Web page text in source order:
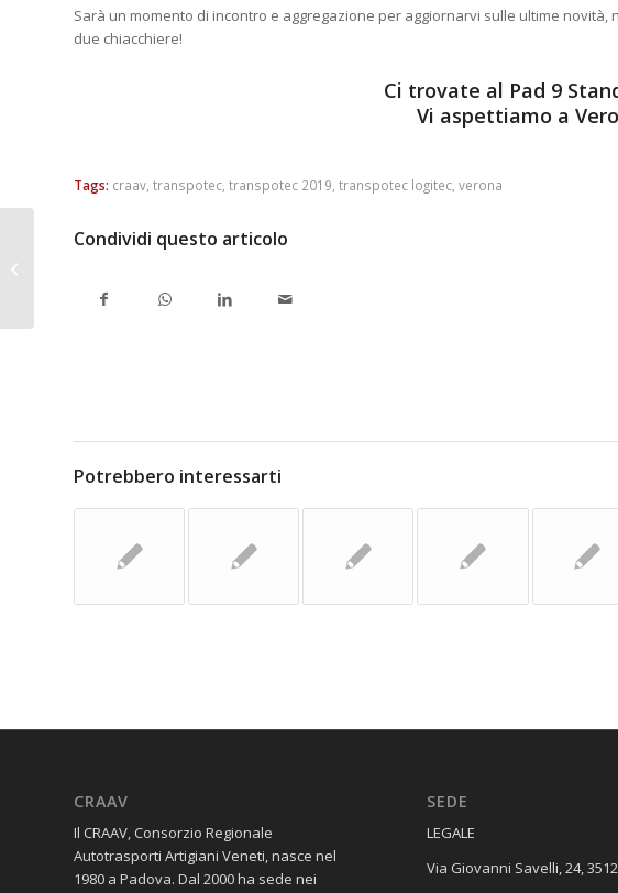
Sarà un momento di incontro e aggregazione per aggiornarvi sulle ultime
due chiacchiere!
Ci trovate al Pad 9
Vi aspettiamo a
Tags: craav, transpotec, transpotec 2019, transpotec logitec, verona
Condividi questo articolo
Potrebbero interessarti
CRAAV
Il CRAAV, Consorzio Regionale
Autotrasporti Artigiani Veneti, nasce nel
1980 a Padova. Dal 2000 ha sede nei
SEDE
​LEGALE
Via Giovanni Savelli, 24,
Calendario dei divieti di circolazione